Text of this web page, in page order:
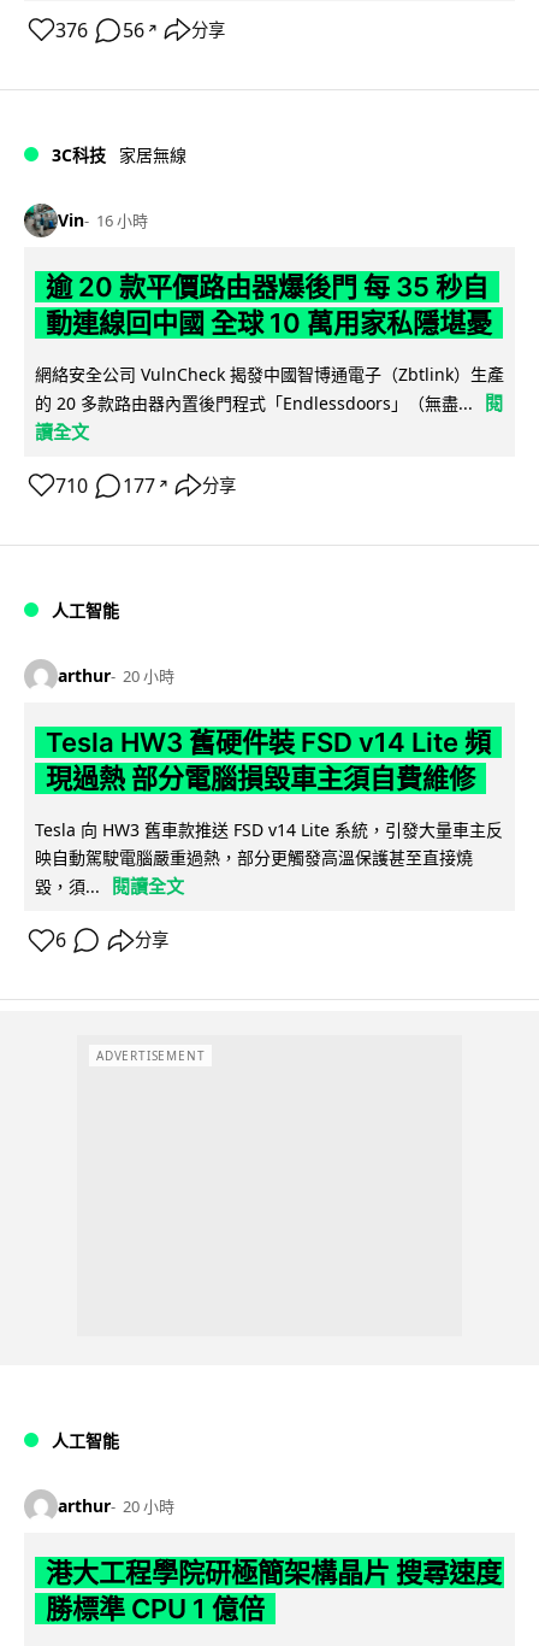
376 56 ↗ 分享
3C科技 家居無線
Vin 16 小時
逾 20 款平價路由器爆後門 每 35 秒自
動連線回中國 全球 10 萬用家私隱堪憂
網絡安全公司 VulnCheck 揭發中國智博通電子（Zbtlink）生產
的 20 多款路由器內置後門程式「Endlessdoors」（無盡...
閱
讀全文
710 177 ↗ 分享
人工智能
arthur 20 小時
Tesla HW3 舊硬件裝 FSD v14 Lite 頻
現過熱 部分電腦損毀車主須自費維修
Tesla 向 HW3 舊車款推送 FSD v14 Lite 系統，引發大量車主反
映自動駕駛電腦嚴重過熱，部分更觸發高溫保護甚至直接燒
毀，須...
閱讀全文
6 分享
ADVERTISEMENT
人工智能
arthur 20 小時
港大工程學院研極簡架構晶片 搜尋速度
勝標準 CPU 1 億倍